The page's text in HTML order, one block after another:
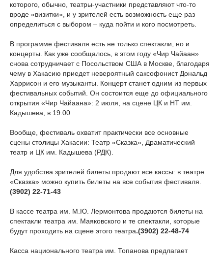
которого, обычно, театры-участники представляют что-то
вроде «визитки», и у зрителей есть возможность еще раз
определиться с выбором – куда пойти и кого посмотреть.
В программе фестиваля есть не только спектакли, но и
концерты. Как уже сообщалось, в этом году «Чир Чайаан»
снова сотрудничает с Посольством США в Москве, благодаря
чему в Хакасию приедет невероятный саксофонист Дональд
Харрисон и его музыканты. Концерт станет одним из первых
фестивальных событий. Он состоится еще до официального
открытия «Чир Чайаана»: 2 июля, на сцене ЦК и НТ им.
Кадышева, в 19.00
Вообще, фестиваль охватит практически все основные
сцены столицы Хакасии: Театр «Сказка», Драматический
театр и ЦК им. Кадышева (РДК).
Для удобства зрителей билеты продают все кассы: в театре
«Сказка» можно купить билеты на все события фестиваля.
(3902) 22-71-43
В кассе театра им. М.Ю. Лермонтова продаются билеты на
спектакли театра им. Маяковского и те спектакли, которые
будут проходить на сцене этого театра.(3902) 22-48-74
Касса национального театра им. Топанова предлагает